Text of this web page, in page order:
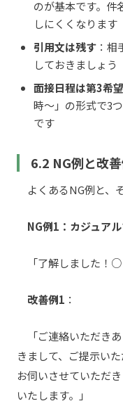
のが基本です。件
しにくくなります
引用文は残す ：
しておきましょう
面接日程は第3希
時〜」の形式で3
です
6.2 NG例と改
よくあるNG例と、
NG例1：カジュア
「了解しました！○
改善例1 ：
「ご連絡いただき
きまして、ご提示
お伺いさせていただ
いたします。」